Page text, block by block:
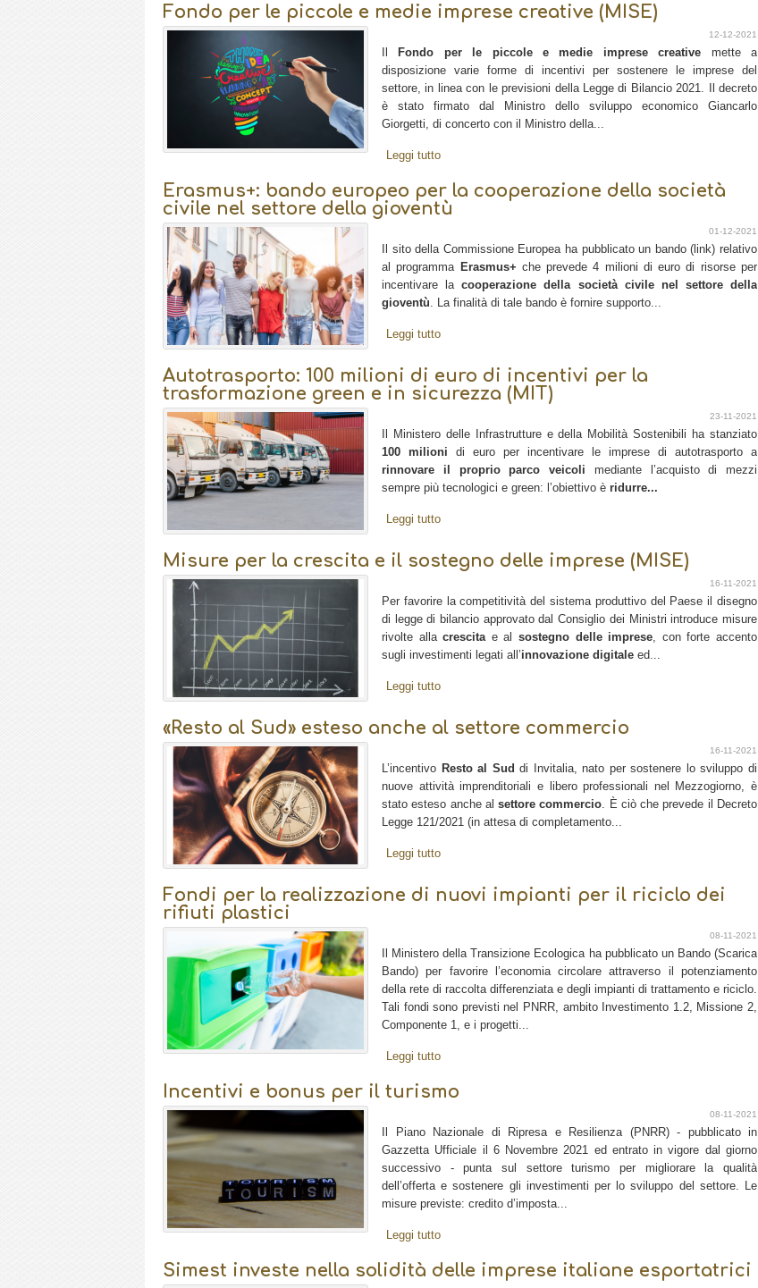
Fondo per le piccole e medie imprese creative (MISE)
12-12-2021
Fondo per le piccole e medie imprese creative mette a
disposizione varie forme di incentivi per sostenere le imprese del
settore, in linea con le previsioni della Legge di Bilancio 2021. Il decreto
è stato firmato dal Ministro dello sviluppo economico Giancarlo
Giorgetti, di concerto con il Ministro della...
Leggi tutto
Erasmus+: bando europeo per la cooperazione della società
civile nel settore della gioventù
01-12-2021
Il sito della Commissione Europea ha pubblicato un bando (link) relativo
al programma Erasmus+ che prevede 4 milioni di euro di risorse per
incentivare lacooperazione della società civile nel settore della
gioventù. La finalità di tale bando è fornire supporto...
Leggi tutto
Autotrasporto: 100 milioni di euro di incentivi per la
trasformazione green e in sicurezza (MIT)
23-11-2021
Il Ministero delle Infrastrutture e della Mobilità Sostenibili ha stanziato
100 milioni di euro per incentivare le imprese di autotrasporto a
rinnovare il proprio parco veicoli mediante l’acquisto di mezzi
sempre più tecnologici e green: l’obiettivo è ridurre...
Leggi tutto
Misure per la crescita e il sostegno delle imprese (MISE)
16-11-2021
Per favorire la competitività del sistema produttivo del Paese il disegno
di legge di bilancio approvato dal Consiglio dei Ministri introduce misure
rivolte allacrescitae alsostegno delle imprese, con forte accento
sugli investimenti legati all’innovazione digitale ed...
Leggi tutto
«Resto al Sud» esteso anche al settore commercio
16-11-2021
L’incentivo Resto al Sud di Invitalia, nato per sostenere lo sviluppo di
nuove attività imprenditoriali e libero professionali nel Mezzogiorno, è
stato esteso anche alsettore commercio. È ciò che prevede il Decreto
Legge 121/2021 (in attesa di completamento...
Leggi tutto
Fondi per la realizzazione di nuovi impianti per il riciclo dei
rifiuti plastici
08-11-2021
Il Ministero della Transizione Ecologica ha pubblicato un Bando (Scarica
Bando) per favorire l’economia circolare attraverso il potenziamento
della rete di raccolta differenziata e degli impianti di trattamento e riciclo.
Tali fondi sono previsti nel PNRR, ambito Investimento 1.2, Missione 2,
Componente 1, e i progetti...
Leggi tutto
Incentivi e bonus per il turismo
08-11-2021
Il Piano Nazionale di Ripresa e Resilienza (PNRR) - pubblicato in
Gazzetta Ufficiale il 6 Novembre 2021 ed entrato in vigore dal giorno
successivo - punta sul settore turismo per migliorare la qualità
dell’offerta e sostenere gli investimenti per lo sviluppo del settore. Le
misure previste: credito d’imposta...
Leggi tutto
Simest investe nella solidità delle imprese italiane esportatrici